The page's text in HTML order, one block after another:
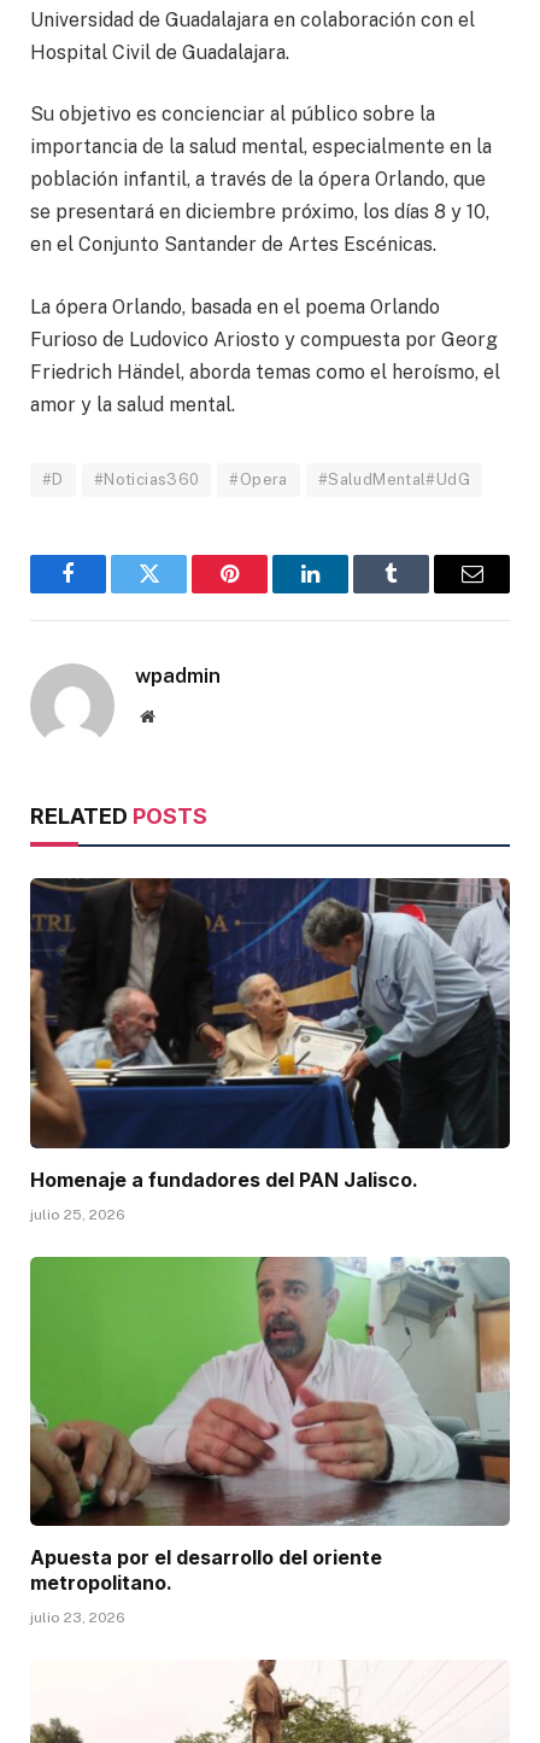
Universidad de Guadalajara en colaboración con el
Hospital Civil de Guadalajara.
Su objetivo es concienciar al público sobre la
importancia de la salud mental, especialmente en la
población infantil, a través de la ópera Orlando, que
se presentará en diciembre próximo, los días 8 y 10,
en el Conjunto Santander de Artes Escénicas.
La ópera Orlando, basada en el poema Orlando
Furioso de Ludovico Ariosto y compuesta por Georg
Friedrich Händel, aborda temas como el heroísmo, el
amor y la salud mental.
#D #Noticias360 #Opera #SaludMental#UdG
FacebookTwitter Pinterest LinkedInTumblr Email
wpadmin
Website
RELATED POSTS
Homenaje a fundadores del PAN Jalisco.
julio 25, 2026
Apuesta por el desarrollo del oriente
metropolitano.
julio 23, 2026